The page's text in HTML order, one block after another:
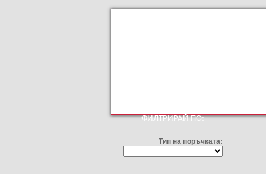
ФИЛТРИРАЙ ПО:
Тип на поръчката: